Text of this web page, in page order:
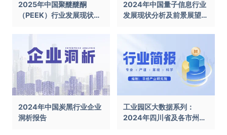
2025年中国聚醚醚酮
（PEEK）行业发展现状及
2024年中国量子信息行业
发展现状分析及前景展望报
2024年中国炭黑行业企业
洞析报告
工业园区大数据系列：
2024年四川省及各市州工